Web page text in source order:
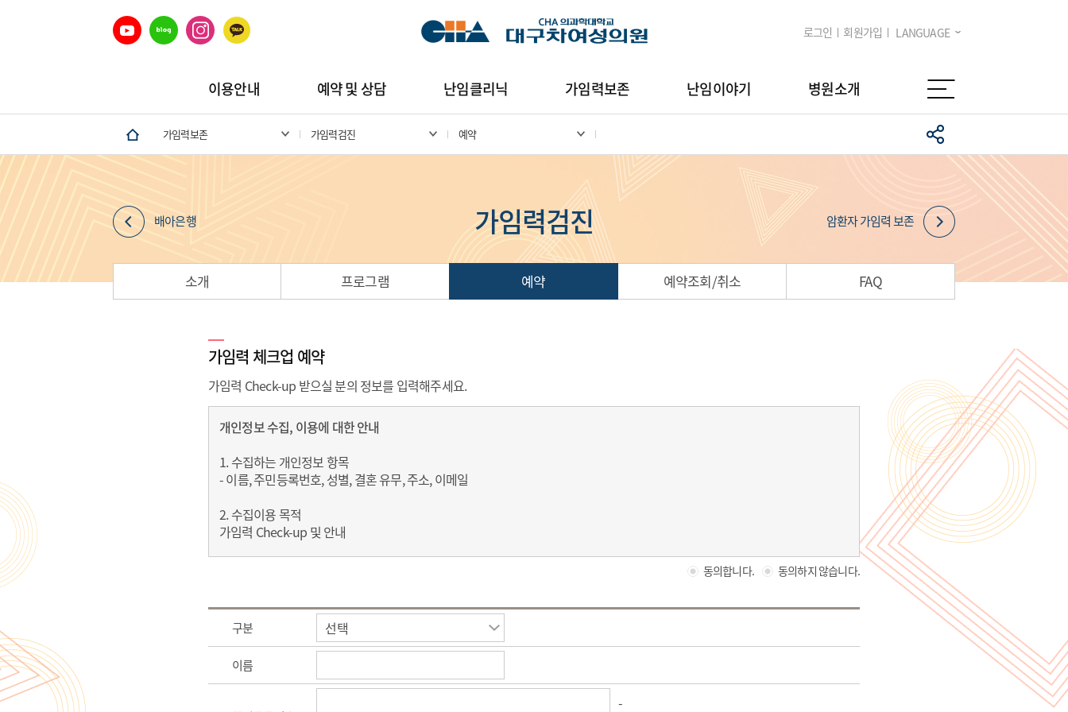
로그인 회원가입 LANGUAGE
이용안내 예약 및 상담 난임클리닉 가임력보존 난임이야기 병원소개
가임력보존 가임력검진 예약
배아은행 가임력검진 암환자 가임력 보존
소개 프로그램 예약 예약조회/취소 FAQ
가임력 체크업 예약
가임력 Check-up 받으실 분의 정보를 입력해주세요.
개인정보 수집, 이용에 대한 안내
1. 수집하는 개인정보 항목
- 이름, 주민등록번호, 성별, 결혼 유무, 주소, 이메일
2. 수집이용 목적
가임력 Check-up 및 안내
4. 개인정보의 수집, 이용에 대한 동의 거부
본인은 위와 같이 개인정보를 수집, 이용하는데 대한 동의를 거부할 권리가 있습니다.
단, 동의를 거부할 경우 간편예약이 불가하오니 참고하시기 바랍니다
동의합니다. 동의하지 않습니다.
구분
이름
-